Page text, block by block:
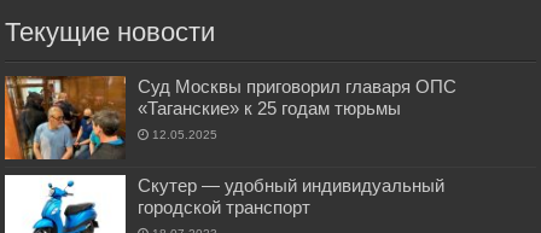
Текущие новости
Суд Москвы приговорил главаря ОПС
«Таганские» к 25 годам тюрьмы
12.05.2025
Скутер — удобный индивидуальный
городской транспорт